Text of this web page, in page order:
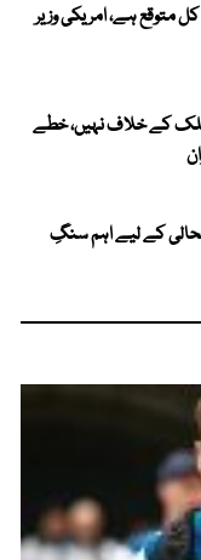
متوقع ہے، امریکی وزیر
کے خلاف نہیں، خطے
کے لیے اہم سنگِ